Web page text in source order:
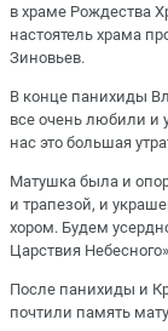
в храме Рождества
настоятель храма
Зиновьев.
В конце панихиды
все очень любили и
нас это большая
Матушка была и
и трапезой, и
хором. Будем
Царствия
После панихиды и
почтили память